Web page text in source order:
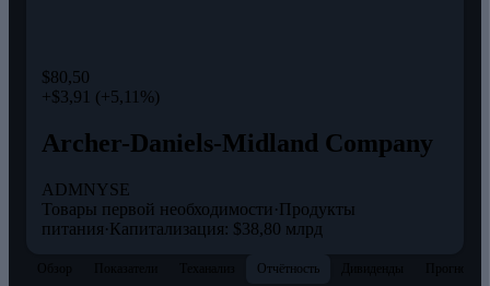
$80,50
+$3,91 (+5,11%)
Archer-Daniels-Midland Company
ADMNYSE
Товары первой необходимости·Продукты
питания·Капитализация: $38,80 млрд
Отчётность